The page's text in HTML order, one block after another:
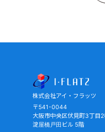
株
株式会社アイ・フラッツ
〒541-0044
大阪市中央区伏見町3丁目
淀屋橋戸田ビル 5階